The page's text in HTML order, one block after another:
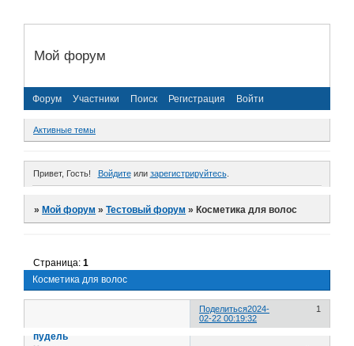
Мой форум
Форум Участники Поиск Регистрация Войти
Активные темы
Привет, Гость! Войдитеили зарегистрируйтесь.
»Мой форум »Тестовый форум »Косметика для волос
Косметика для волос
Страница:1
Поделиться 1
2024-
02-22 00:19:32
пудель